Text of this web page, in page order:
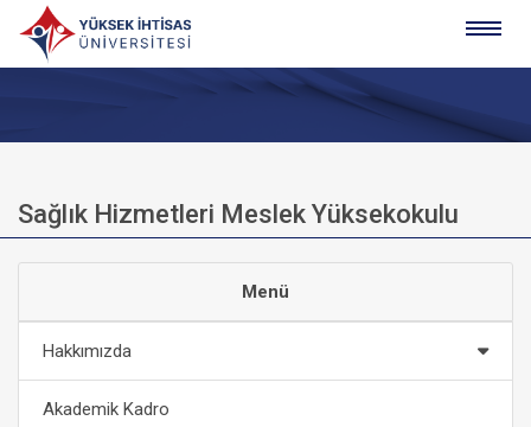
Sağlık Hizmetleri Meslek Yüksekokulu
Menü
Hakkımızda
Akademik Kadro